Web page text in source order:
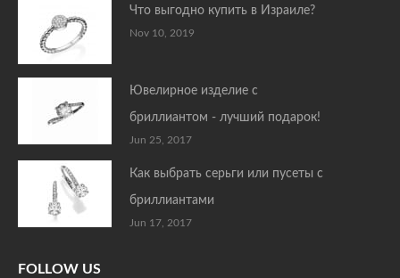
Что выгодно купить в Израиле?
Nov 10, 2019
Ювелирное изделие с
бриллиантом - лучший подарок!
Jun 25, 2017
Как выбрать серьги или пусеты с
бриллиантами
Jun 17, 2017
FOLLOW US